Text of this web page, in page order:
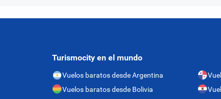
Turismocity en el mundo
Vuelos baratos desde Argentina
Vuelos baratos desde Bolivia